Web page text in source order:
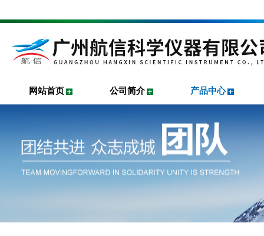
网站首页 公司简介 产品中心